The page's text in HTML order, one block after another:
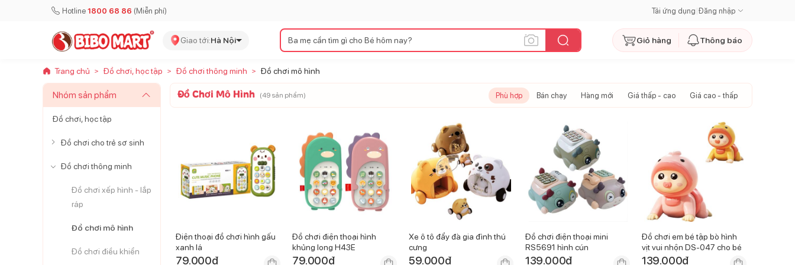
Hotline 1800 68 86 (Miễn phí) Tải ứng dụng Đăng nhập
Giao tới:Hà Nội Giỏ hàng Thông báo
Trang chủ > Đồ chơi, học tập > Đồ chơi thông minh > Đồ chơi mô hình
Nhóm sản phẩm
Đồ chơi, học tập
Đồ chơi cho trẻ sơ sinh
Đồ chơi thông minh
Đồ chơi xếp hình - lắp
ráp
Đồ chơi mô hình
Đồ chơi điều khiển
Đồ Chơi Mô Hình (49 sản phẩm) Phù hợp Bán chạy Hàng mới Giá thấp - cao Giá cao - thấp
Điện thoại đồ chơi hình gấu
xanh lá
79.000đ
Đồ chơi điện thoại hình
khủng long H43E
79.000đ
Xe ô tô đẩy đà gia đình thú
cưng
59.000đ
Đồ chơi điện thoại mini
RS5691 hình cún
139.000đ
Đồ chơi em bé tập bò hình
vịt vui nhộn DS-047 cho bé
139.000đ